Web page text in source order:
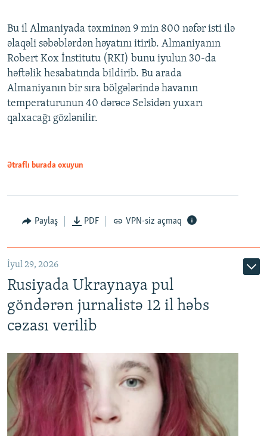
Bu il Almaniyada təxminən 9 min 800 nəfər isti ilə
əlaqəli səbəblərdən həyatını itirib. Almaniyanın
Robert Kox İnstitutu (RKI) bunu iyulun 30-da
həftəlik hesabatında bildirib. Bu arada
Almaniyanın bir sıra bölgələrində havanın
temperaturunun 40 dərəcə Selsidən yuxarı
qalxacağı gözlənilir.
Ətraflı burada oxuyun
Paylaş PDF VPN-siz açmaq
İyul 29, 2026
Rusiyada Ukraynaya pul
göndərən jurnalistə 12 il həbs
cəzası verilib